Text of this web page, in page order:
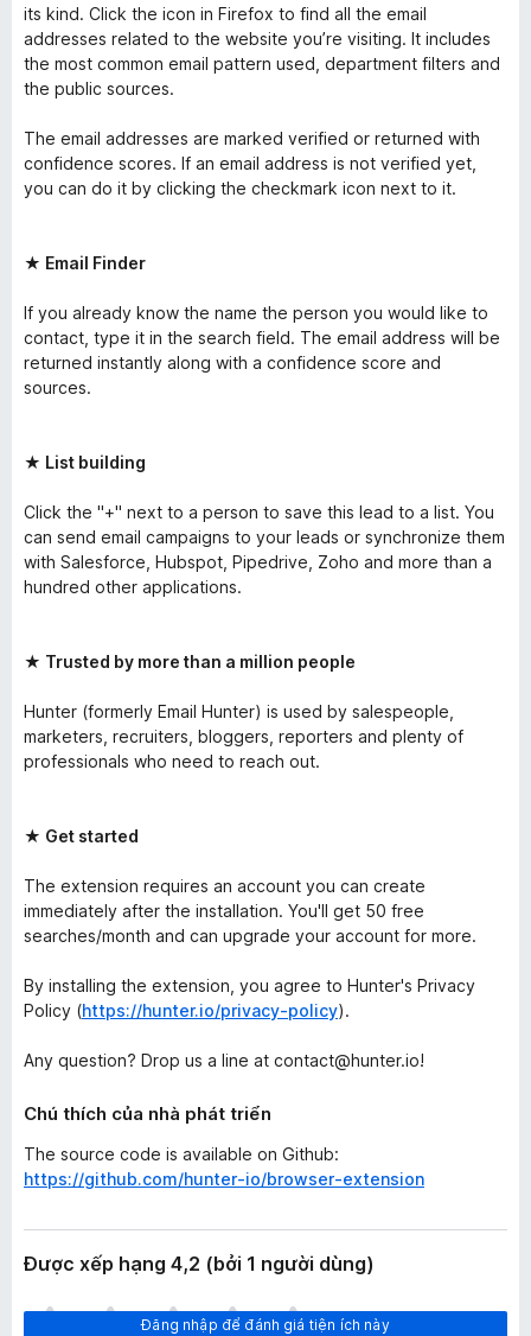
its kind. Click the icon in Firefox to find all the email
addresses related to the website you’re visiting. It includes
the most common email pattern used, department filters and
the public sources.
The email addresses are marked verified or returned with
confidence scores. If an email address is not verified yet,
you can do it by clicking the checkmark icon next to it.
★ Email Finder
If you already know the name the person you would like to
contact, type it in the search field. The email address will be
returned instantly along with a confidence score and
sources.
★ List building
Click the "+" next to a person to save this lead to a list. You
can send email campaigns to your leads or synchronize them
with Salesforce, Hubspot, Pipedrive, Zoho and more than a
hundred other applications.
★ Trusted by more than a million people
Hunter (formerly Email Hunter) is used by salespeople,
marketers, recruiters, bloggers, reporters and plenty of
professionals who need to reach out.
★ Get started
The extension requires an account you can create
immediately after the installation. You'll get 50 free
searches/month and can upgrade your account for more.
By installing the extension, you agree to Hunter's Privacy
Policy (https://hunter.io/privacy-policy).
Any question? Drop us a line at contact@hunter.io!
Chú thích của nhà phát triển
The source code is available on Github:
https://github.com/hunter-io/browser-extension
Được xếp hạng 4,2 (bởi 1 người dùng)
Đăng nhập để đánh giá tiện ích này
C